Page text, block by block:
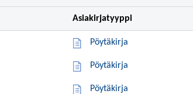
Asiakirjatyyppi
Pöytäkirja
Pöytäkirja
Pöytäkirja